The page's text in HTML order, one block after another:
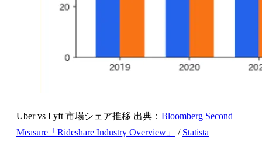
Uber vs Lyft 市場シェア推移 出典： Bloomberg Second
Measure「Rideshare Industry Overview」
/ Statista